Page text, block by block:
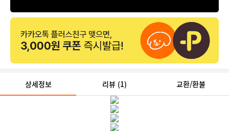
상세정보 리뷰 (1) 교환/환불